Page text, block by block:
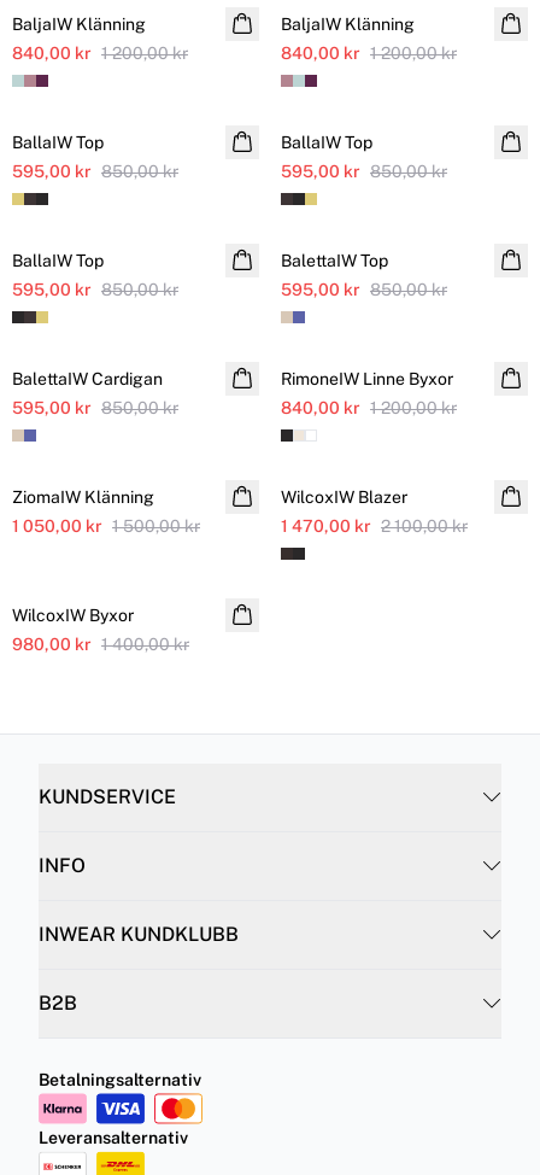
Ytterligare nedsatt
BaljaIW Klänning
840,00 kr 1 200,00 kr
Ytterligare nedsatt
BaljaIW Klänning
840,00 kr 1 200,00 kr
Ytterligare nedsatt
SALE
BallaIW Top
595,00 kr 850,00 kr
Ytterligare nedsatt
SALE
BallaIW Top
595,00 kr 850,00 kr
Ytterligare nedsatt
SALE
BallaIW Top
595,00 kr 850,00 kr
Ytterligare nedsatt
SALE
BalettaIW Top
595,00 kr 850,00 kr
Ytterligare nedsatt
SALE
BalettaIW Cardigan
595,00 kr 850,00 kr
Ytterligare nedsatt
Linne
SALE
RimoneIW Linne Byxor
840,00 kr 1 200,00 kr
Ytterligare nedsatt
SALE
ZiomaIW Klänning
1 050,00 kr 1 500,00 kr
Ytterligare nedsatt
SALE
WilcoxIW Blazer
1 470,00 kr 2 100,00 kr
Ytterligare nedsatt
WilcoxIW Byxor
980,00 kr 1 400,00 kr
KUNDSERVICE
INFO
INWEAR KUNDKLUBB
B2B
Betalningsalternativ
Leveransalternativ